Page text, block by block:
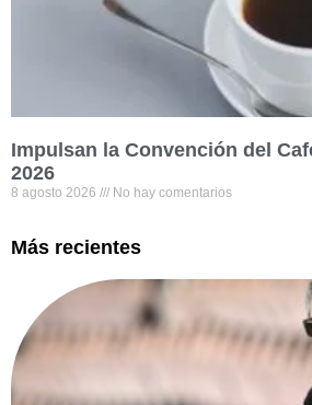
Impulsan la Convención del
2026
8 agosto 2026 No hay comentarios
Más recientes